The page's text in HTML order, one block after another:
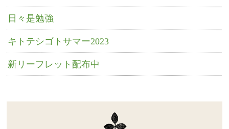
日々是勉強
キトテシゴトサマー2023
新リーフレット配布中